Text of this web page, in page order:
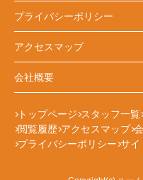
プライバシーポリシー
アクセスマップ
会社概要
トップページ スタッフ一覧
閲覧履歴 アクセスマップ
プライバシーポリシー サイ